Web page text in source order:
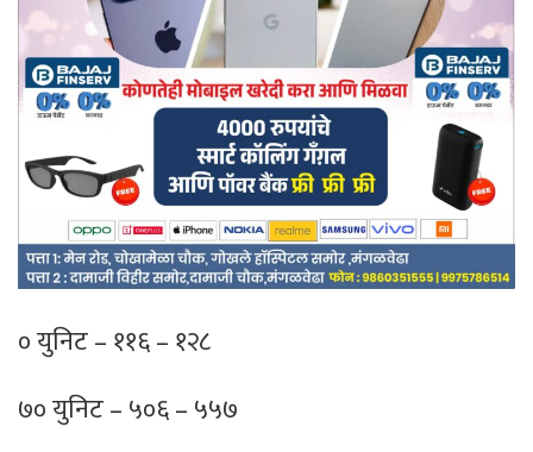
० युनिट – ११६ – १२८
७० युनिट – ५०६ – ५५७